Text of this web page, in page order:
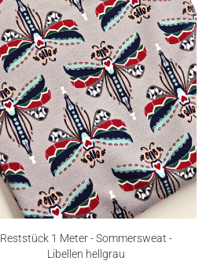
Reststück 1 Meter - Sommersweat -
Libellen hellgrau